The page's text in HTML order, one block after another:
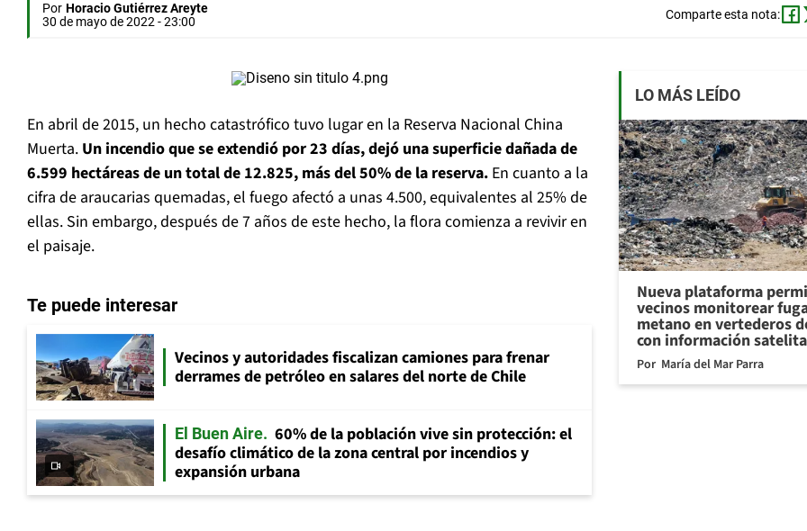
Por Horacio Gutiérrez Areyte
30 de mayo de 2022 - 23:00
Comparte esta nota:
En abril de 2015, un hecho catastrófico tuvo lugar en la Reserva Nacional China
Muerta. Un incendio que se extendió por 23 días, dejó una superficie dañada de
6.599 hectáreas de un total de 12.825, más del 50% de la reserva. En cuanto a la
cifra de araucarias quemadas, el fuego afectó a unas 4.500, equivalentes al 25% de
ellas. Sin embargo, después de 7 años de este hecho, la flora comienza a revivir en
el paisaje.
Te puede interesar
Vecinos y autoridades fiscalizan camiones para frenar
derrames de petróleo en salares del norte de Chile
El Buen Aire
60% de la población vive sin protección: el
desafío climático de la zona central por incendios y
expansión urbana
LO MÁS LEÍDO
Nueva plataforma
vecinos monitorear
metano en vertederos
con información
Por María del Mar Parra